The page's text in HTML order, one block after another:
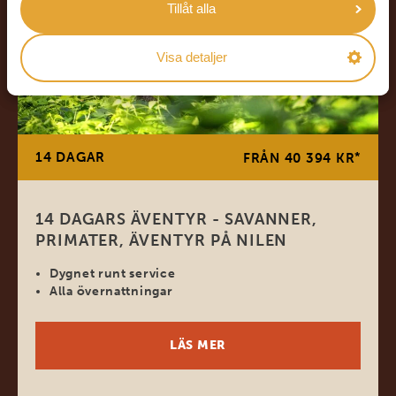
Tillåt alla
Visa detaljer
14 DAGAR FRÅN 40 394 KR*
14 DAGARS ÄVENTYR - SAVANNER,
PRIMATER, ÄVENTYR PÅ NILEN
Dygnet runt service
Alla övernattningar
LÄS MER